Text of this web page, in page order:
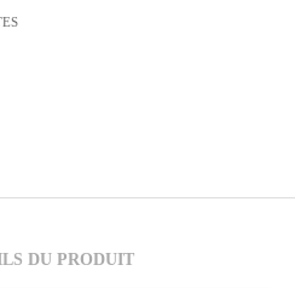
DU PRODUIT